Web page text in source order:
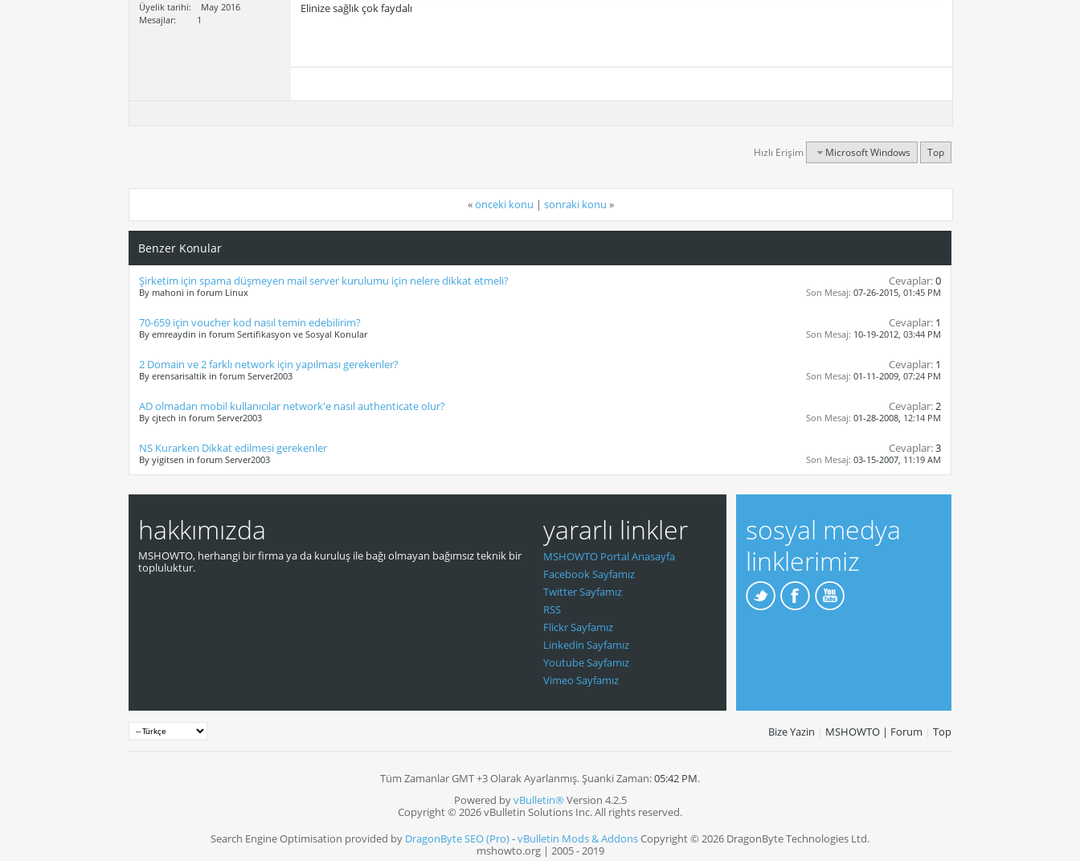
Üyelik tarihi
May 2016
Mesajlar
1
Elinize sağlık çok faydalı
Hızlı Erişim Microsoft Windows Top
«önceki konu | sonraki konu »
Benzer Konular
Şirketim için spama düşmeyen mail server kurulumu için nelere dikkat etmeli?
By mahoni in forum Linux
Cevaplar:0
Son Mesaj: 07-26-2015, 01:45 PM
70-659 için voucher kod nasıl temin edebilirim?
By emreaydin in forum Sertifikasyon ve Sosyal Konular
Cevaplar: 1
Son Mesaj: 10-19-2012, 03:44 PM
2 Domain ve 2 farklı network için yapılması gerekenler?
By erensarisaltik in forum Server2003
Cevaplar: 1
Son Mesaj: 01-11-2009, 07:24 PM
AD olmadan mobil kullanıcılar network'e nasıl authenticate olur?
By cjtech in forum Server2003
Cevaplar:2
Son Mesaj: 01-28-2008, 12:14 PM
NS Kurarken Dikkat edilmesi gerekenler
By yigitsen in forum Server2003
Cevaplar:3
Son Mesaj: 03-15-2007, 11:19 AM
hakkımızda
MSHOWTO, herhangi bir firma ya da kuruluş ile bağı olmayan bağımsız teknik bir
topluluktur.
yararlı linkler
MSHOWTO Portal Anasayfa
Facebook Sayfamız
Twitter Sayfamız
RSS
Flickr Sayfamız
Linkedin Sayfamız
Youtube Sayfamız
Vimeo Sayfamız
sosyal medya
linklerimiz
Bize Yazin | MSHOWTO | Forum | Top
Tüm Zamanlar GMT +3 Olarak Ayarlanmış. Şuanki Zaman:05:42 PM.
Powered byvBulletin®Version 4.2.5
Copyright © 2026 vBulletin Solutions Inc. All rights reserved.
Search Engine Optimisation provided by DragonByte SEO (Pro)-vBulletin Mods & AddonsCopyright © 2026 DragonByte Technologies Ltd.
mshowto.org | 2005 - 2019